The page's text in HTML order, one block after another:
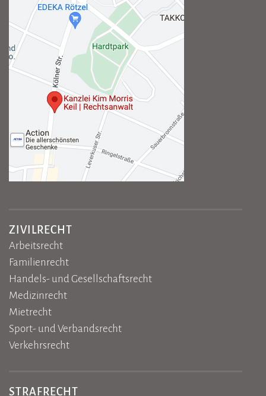
ZIVILRECHT
Arbeitsrecht
Familienrecht
Handels- und Gesellschaftsrecht
Medizinrecht
Mietrecht
Sport- und Verbandsrecht
Verkehrsrecht
STRAFRECHT